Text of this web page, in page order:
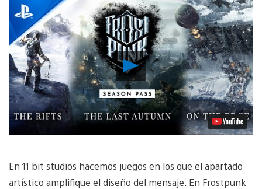
Reproducir
vídeo
En 11 bit studios hacemos juegos en los que el apartado
artístico amplifique el diseño del mensaje. En Frostpunk